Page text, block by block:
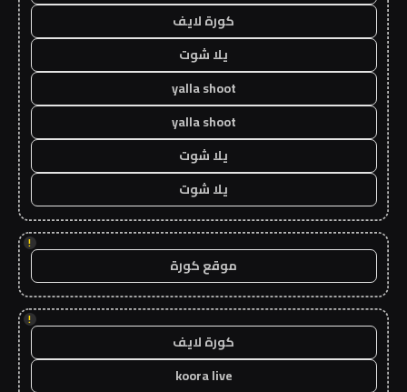
كورة لايف
يلا شوت
yalla shoot
yalla shoot
يلا شوت
يلا شوت
!
موقع كورة
!
كورة لايف
koora live